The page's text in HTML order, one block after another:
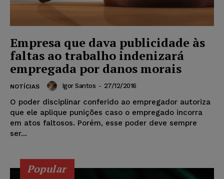
Empresa que dava publicidade às
faltas ao trabalho indenizará
empregada por danos morais
NOTÍCIAS Igor Santos - 27/12/2016
O poder disciplinar conferido ao empregador autoriza
que ele aplique punições caso o empregado incorra
em atos faltosos. Porém, esse poder deve sempre
ser...
Popular